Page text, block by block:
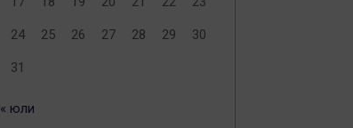
24 25 26 27 28 29 30
31
« юли